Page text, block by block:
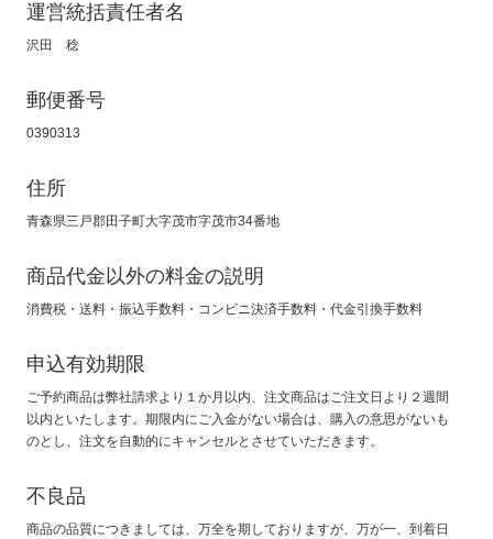
運営統括責任者名
沢田 稔
郵便番号
0390313
住所
青森県三戸郡田子町大字茂市字茂市34番地
商品代金以外の料金の説明
消費税・送料・振込手数料・コンビニ決済手数料・代金引換手数料
申込有効期限
ご予約商品は弊社請求より１か月以内、注文商品はご注文日より２週間
以内といたします。期限内にご入金がない場合は、購入の意思がないも
のとし、注文を自動的にキャンセルとさせていただきます。
不良品
商品の品質につきましては、万全を期しておりますが、万が一、到着日